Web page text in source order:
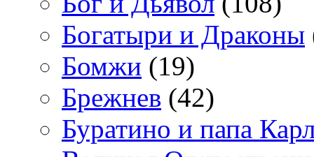
Богатыри и Драконы
Бомжи (19)
Брежнев (42)
Буратино и папа